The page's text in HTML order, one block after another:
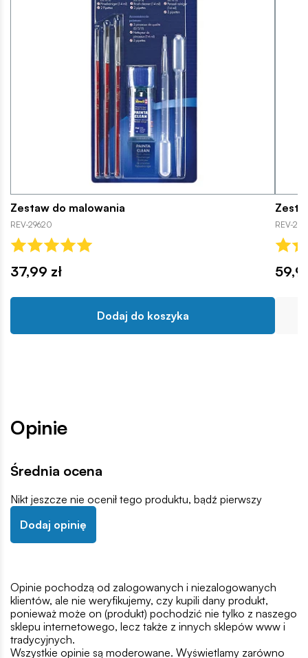
Zestaw do malowania
REV-29620
37,99 zł
Dodaj do koszyka
REV-
Opinie
Średnia ocena
Nikt jeszcze nie ocenił tego produktu, bądź pierwszy
Dodaj opinię
Opinie pochodzą od zalogowanych i niezalogowanych
klientów, ale nie weryfikujemy, czy kupili dany produkt,
ponieważ może on (produkt) pochodzić nie tylko z naszego
sklepu internetowego, lecz także z innych sklepów www i
tradycyjnych.
Wszystkie opinie są moderowane. Wyświetlamy zarówno